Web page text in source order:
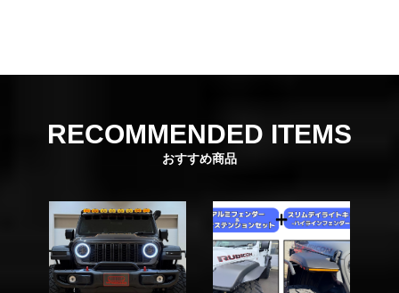
RECOMMENDED ITEMS
おすすめ商品